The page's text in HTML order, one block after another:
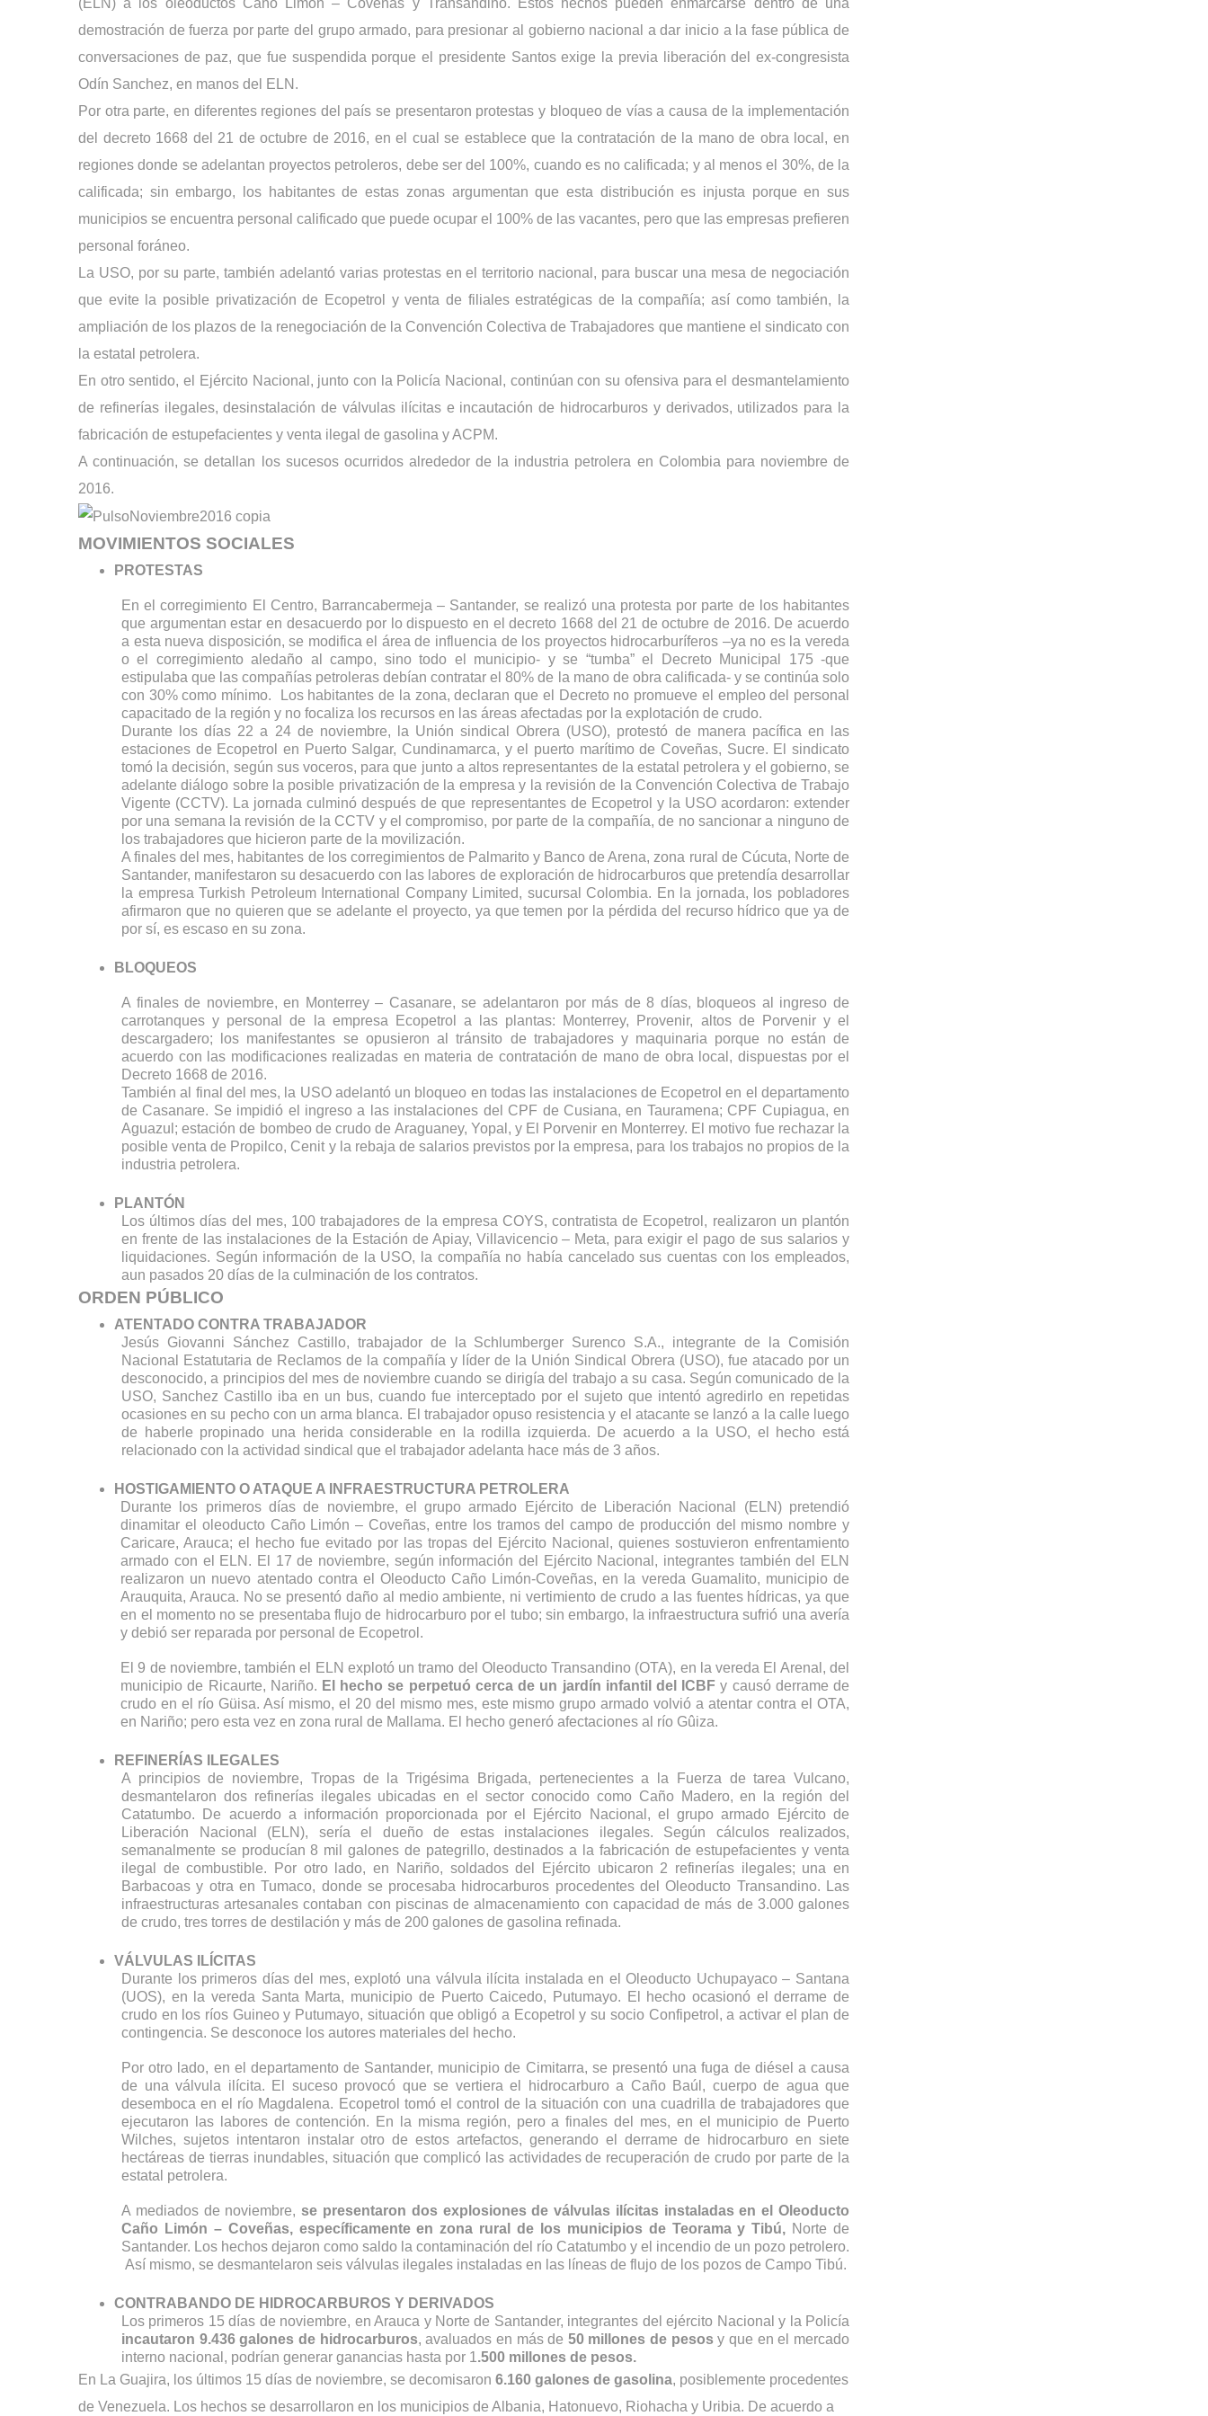
(ELN) a los oleoductos Caño Limón – Coveñas y Transandino. Estos hechos pueden enmarcarse dentro de una
demostración de fuerza por parte del grupo armado, para presionar al gobierno nacional a dar inicio a la fase pública de
conversaciones de paz, que fue suspendida porque el presidente Santos exige la previa liberación del ex-congresista
Odín Sanchez, en manos del ELN.
Por otra parte, en diferentes regiones del país se presentaron protestas y bloqueo de vías a causa de la implementación
del decreto 1668 del 21 de octubre de 2016, en el cual se establece que la contratación de la mano de obra local, en
regiones donde se adelantan proyectos petroleros, debe ser del 100%, cuando es no calificada; y al menos el 30%, de la
calificada; sin embargo, los habitantes de estas zonas argumentan que esta distribución es injusta porque en sus
municipios se encuentra personal calificado que puede ocupar el 100% de las vacantes, pero que las empresas prefieren
personal foráneo.
La USO, por su parte, también adelantó varias protestas en el territorio nacional, para buscar una mesa de negociación
que evite la posible privatización de Ecopetrol y venta de filiales estratégicas de la compañía; así como también, la
ampliación de los plazos de la renegociación de la Convención Colectiva de Trabajadores que mantiene el sindicato con
la estatal petrolera.
En otro sentido, el Ejército Nacional, junto con la Policía Nacional, continúan con su ofensiva para el desmantelamiento
de refinerías ilegales, desinstalación de válvulas ilícitas e incautación de hidrocarburos y derivados, utilizados para la
fabricación de estupefacientes y venta ilegal de gasolina y ACPM.
A continuación, se detallan los sucesos ocurridos alrededor de la industria petrolera en Colombia para noviembre de
2016.
MOVIMIENTOS SOCIALES
PROTESTAS
En el corregimiento El Centro, Barrancabermeja – Santander, se realizó una protesta por parte de los habitantes
que argumentan estar en desacuerdo por lo dispuesto en el decreto 1668 del 21 de octubre de 2016. De acuerdo
a esta nueva disposición, se modifica el área de influencia de los proyectos hidrocarburíferos –ya no es la vereda
o el corregimiento aledaño al campo, sino todo el municipio- y se “tumba” el Decreto Municipal 175 -que
estipulaba que las compañías petroleras debían contratar el 80% de la mano de obra calificada- y se continúa solo
con 30% como mínimo.  Los habitantes de la zona, declaran que el Decreto no promueve el empleo del personal
capacitado de la región y no focaliza los recursos en las áreas afectadas por la explotación de crudo.
Durante los días 22 a 24 de noviembre, la Unión sindical Obrera (USO), protestó de manera pacífica en las
estaciones de Ecopetrol en Puerto Salgar, Cundinamarca, y el puerto marítimo de Coveñas, Sucre. El sindicato
tomó la decisión, según sus voceros, para que junto a altos representantes de la estatal petrolera y el gobierno, se
adelante diálogo sobre la posible privatización de la empresa y la revisión de la Convención Colectiva de Trabajo
Vigente (CCTV). La jornada culminó después de que representantes de Ecopetrol y la USO acordaron: extender
por una semana la revisión de la CCTV y el compromiso, por parte de la compañía, de no sancionar a ninguno de
los trabajadores que hicieron parte de la movilización.
A finales del mes, habitantes de los corregimientos de Palmarito y Banco de Arena, zona rural de Cúcuta, Norte de
Santander, manifestaron su desacuerdo con las labores de exploración de hidrocarburos que pretendía desarrollar
la empresa Turkish Petroleum International Company Limited, sucursal Colombia. En la jornada, los pobladores
afirmaron que no quieren que se adelante el proyecto, ya que temen por la pérdida del recurso hídrico que ya de
por sí, es escaso en su zona.
BLOQUEOS
A finales de noviembre, en Monterrey – Casanare, se adelantaron por más de 8 días, bloqueos al ingreso de
carrotanques y personal de la empresa Ecopetrol a las plantas: Monterrey, Provenir, altos de Porvenir y el
descargadero; los manifestantes se opusieron al tránsito de trabajadores y maquinaria porque no están de
acuerdo con las modificaciones realizadas en materia de contratación de mano de obra local, dispuestas por el
Decreto 1668 de 2016.
También al final del mes, la USO adelantó un bloqueo en todas las instalaciones de Ecopetrol en el departamento
de Casanare. Se impidió el ingreso a las instalaciones del CPF de Cusiana, en Tauramena; CPF Cupiagua, en
Aguazul; estación de bombeo de crudo de Araguaney, Yopal, y El Porvenir en Monterrey. El motivo fue rechazar la
posible venta de Propilco, Cenit y la rebaja de salarios previstos por la empresa, para los trabajos no propios de la
industria petrolera.
PLANTÓN
Los últimos días del mes, 100 trabajadores de la empresa COYS, contratista de Ecopetrol, realizaron un plantón
en frente de las instalaciones de la Estación de Apiay, Villavicencio – Meta, para exigir el pago de sus salarios y
liquidaciones. Según información de la USO, la compañía no había cancelado sus cuentas con los empleados,
aun pasados 20 días de la culminación de los contratos.
ORDEN PÚBLICO
ATENTADO CONTRA TRABAJADOR
Jesús Giovanni Sánchez Castillo, trabajador de la Schlumberger Surenco S.A., integrante de la Comisión
Nacional Estatutaria de Reclamos de la compañía y líder de la Unión Sindical Obrera (USO), fue atacado por un
desconocido, a principios del mes de noviembre cuando se dirigía del trabajo a su casa. Según comunicado de la
USO, Sanchez Castillo iba en un bus, cuando fue interceptado por el sujeto que intentó agredirlo en repetidas
ocasiones en su pecho con un arma blanca. El trabajador opuso resistencia y el atacante se lanzó a la calle luego
de haberle propinado una herida considerable en la rodilla izquierda. De acuerdo a la USO, el hecho está
relacionado con la actividad sindical que el trabajador adelanta hace más de 3 años.
HOSTIGAMIENTO O ATAQUE A INFRAESTRUCTURA PETROLERA
Durante los primeros días de noviembre, el grupo armado Ejército de Liberación Nacional (ELN) pretendió
dinamitar el oleoducto Caño Limón – Coveñas, entre los tramos del campo de producción del mismo nombre y
Caricare, Arauca; el hecho fue evitado por las tropas del Ejército Nacional, quienes sostuvieron enfrentamiento
armado con el ELN. El 17 de noviembre, según información del Ejército Nacional, integrantes también del ELN
realizaron un nuevo atentado contra el Oleoducto Caño Limón-Coveñas, en la vereda Guamalito, municipio de
Arauquita, Arauca. No se presentó daño al medio ambiente, ni vertimiento de crudo a las fuentes hídricas, ya que
en el momento no se presentaba flujo de hidrocarburo por el tubo; sin embargo, la infraestructura sufrió una avería
y debió ser reparada por personal de Ecopetrol.
El 9 de noviembre, también el ELN explotó un tramo del Oleoducto Transandino (OTA), en la vereda El Arenal, del
municipio de Ricaurte, Nariño. El hecho se perpetuó cerca de un jardín infantil del ICBF y causó derrame de
crudo en el río Güisa. Así mismo, el 20 del mismo mes, este mismo grupo armado volvió a atentar contra el OTA,
en Nariño; pero esta vez en zona rural de Mallama. El hecho generó afectaciones al río Gûiza.
REFINERÍAS ILEGALES
A principios de noviembre, Tropas de la Trigésima Brigada, pertenecientes a la Fuerza de tarea Vulcano,
desmantelaron dos refinerías ilegales ubicadas en el sector conocido como Caño Madero, en la región del
Catatumbo. De acuerdo a información proporcionada por el Ejército Nacional, el grupo armado Ejército de
Liberación Nacional (ELN), sería el dueño de estas instalaciones ilegales. Según cálculos realizados,
semanalmente se producían 8 mil galones de pategrillo, destinados a la fabricación de estupefacientes y venta
ilegal de combustible.
Por otro lado, en Nariño, soldados del Ejército ubicaron 2 refinerías ilegales; una en
Barbacoas y otra en Tumaco, donde se procesaba hidrocarburos procedentes del Oleoducto Transandino. Las
infraestructuras artesanales contaban con piscinas de almacenamiento con capacidad de más de 3.000 galones
de crudo, tres torres de destilación y más de 200 galones de gasolina refinada.
VÁLVULAS ILÍCITAS
Durante los primeros días del mes, explotó una válvula ilícita instalada en el Oleoducto Uchupayaco – Santana
(UOS), en la vereda Santa Marta, municipio de Puerto Caicedo, Putumayo. El hecho ocasionó el derrame de
crudo en los ríos Guineo y Putumayo, situación que obligó a Ecopetrol y su socio Confipetrol, a activar el plan de
contingencia. Se desconoce los autores materiales del hecho.
Por otro lado, en el departamento de Santander, municipio de Cimitarra, se presentó una fuga de diésel a causa
de una válvula ilícita. El suceso provocó que se vertiera el hidrocarburo a Caño Baúl, cuerpo de agua que
desemboca en el río Magdalena. Ecopetrol tomó el control de la situación con una cuadrilla de trabajadores que
ejecutaron las labores de contención. En la misma región, pero a finales del mes, en el municipio de Puerto
Wilches, sujetos intentaron instalar otro de estos artefactos, generando el derrame de hidrocarburo en siete
hectáreas de tierras inundables, situación que complicó las actividades de recuperación de crudo por parte de la
estatal petrolera.
A mediados de noviembre, se presentaron dos explosiones de válvulas ilícitas instaladas en el Oleoducto
Caño Limón – Coveñas, específicamente en zona rural de los municipios de Teorama y Tibú, Norte de
Santander. Los hechos dejaron como saldo la contaminación del río Catatumbo y el incendio de un pozo petrolero.
CONTRABANDO DE HIDROCARBUROS Y DERIVADOS
incautaron 9.436 galones de hidrocarburos, avaluados en más de 50 millones de pesos y que en el mercado
interno nacional, podrían generar ganancias hasta por 1 .500 millones de pesos.
En La Guajira, los últimos 15 días de noviembre, se decomisaron 6.160 galones de gasolina, posiblemente procedentes
de Venezuela. Los hechos se desarrollaron en los municipios de Albania, Hatonuevo, Riohacha y Uribia. De acuerdo a